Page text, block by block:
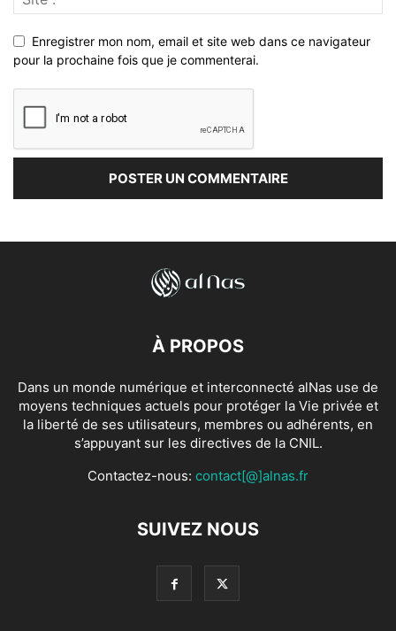
Enregistrer mon nom, email et site web dans ce navigateur
pour la prochaine fois que je commenterai.
À PROPOS
Dans un monde numérique et interconnecté alNas use de
moyens techniques actuels pour protéger la Vie privée et
la liberté de ses utilisateurs, membres ou adhérents, en
s’appuyant sur les directives de la CNIL.
Contactez-nous: contact[@]alnas.fr
SUIVEZ NOUS